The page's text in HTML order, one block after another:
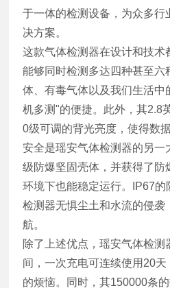
于一体的检测设备，为众多行
决方案。
这款气体检测器在设计和技术
能够同时检测多达四种甚至六
体、有毒气体以及我们生活中
机多测"的便捷。此外，其2.8
0级可调的背光亮度，使得数
安全是瑶安气体检测器的另一
级防爆坚固壳体，并获得了防
环境下也能稳定运行。IP67的
检测器无惧尘土和水流的侵袭
航。
除了上述优点，瑶安气体检
间，一次充电可连续使用20
的烦恼。同时，其150000条